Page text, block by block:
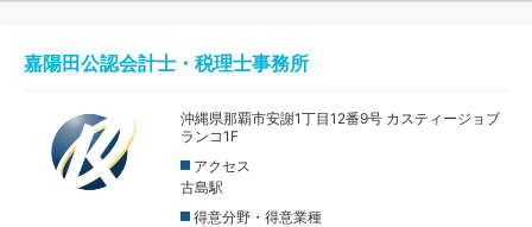
嘉陽田公認会計士・税理士事務所
沖縄県那覇市安謝1丁目12番9号 カスティージョブ
ランコ1F
アクセス
古島駅
得意分野・得意業種